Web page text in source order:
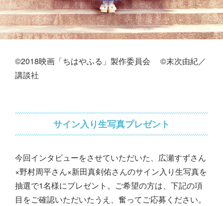
©2018映画「ちはやふる」製作委員会 ©末次由紀／
講談社
サイン入り生写真プレゼント
今回インタビューをさせていただいた、広瀬すずさん
×野村周平さん×新田真剣佑さんのサイン入り生写真を
抽選で1名様にプレゼント。ご希望の方は、下記の項
目をご確認いただいたうえ、奮ってご応募ください。